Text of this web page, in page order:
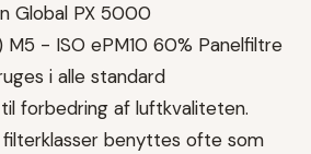
Global PX 5000
- ISO ePM10 60% Panelfiltre
i alle standard
forbedring af luftkvaliteten.
filterklasser benyttes ofte som